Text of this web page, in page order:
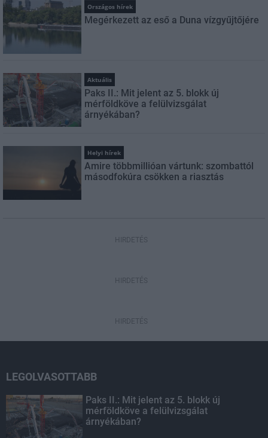
Országos hírek
Megérkezett az eső a Duna vízgyűjtőjére
Aktuális
Paks II.: Mit jelent az 5. blokk új
mérföldköve a felülvizsgálat
árnyékában?
Helyi hírek
Amire többmillióan vártunk: szombattól
másodfokúra csökken a riasztás
HIRDETÉS
HIRDETÉS
HIRDETÉS
LEGOLVASOTTABB
Paks II.: Mit jelent az 5. blokk új
mérföldköve a felülvizsgálat
árnyékában?